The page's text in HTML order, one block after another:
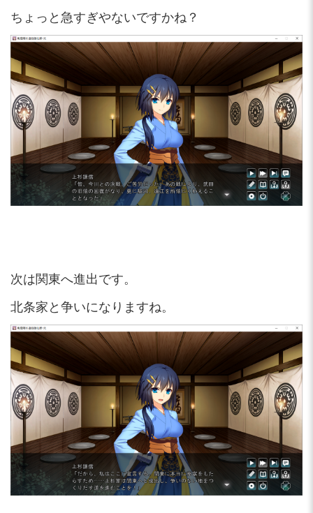
ちょっと急すぎやないですかね？
次は関東へ進出です。
北条家と争いになりますね。